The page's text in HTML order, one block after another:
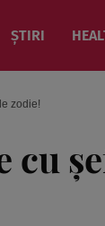
ȘTIRI
zodie!
cu